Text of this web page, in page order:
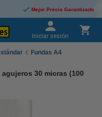
Mejor Precio Garantizado
Iniciar sesión
Fundas A4
30 micras (100